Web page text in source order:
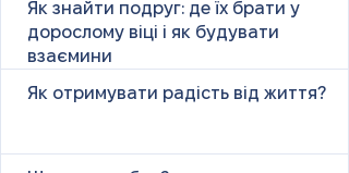
Як знайти подруг: де їх брати у
дорослому віці і як будувати
взаємини
Як отримувати радість від життя?